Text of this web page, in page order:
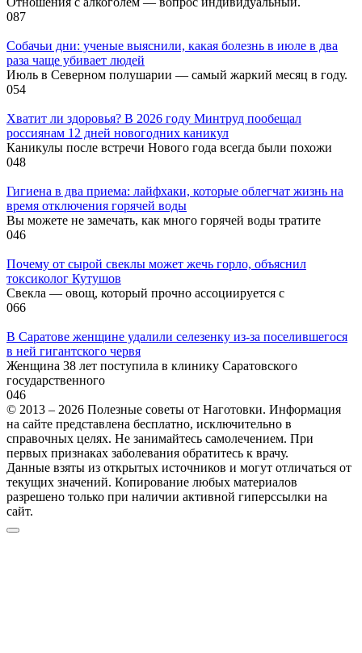
087
Собачьи дни: ученые выяснили, какая болезнь в июле в два
раза чаще убивает людей
Июль в Северном полушарии — самый жаркий месяц в году.
054
Хватит ли здоровья? В 2026 году Минтруд пообещал
россиянам 12 дней новогодних каникул
Каникулы после встречи Нового года всегда были похожи
048
Гигиена в два приема: лайфхаки, которые облегчат жизнь на
время отключения горячей воды
Вы можете не замечать, как много горячей воды тратите
046
Почему от сырой свеклы может жечь горло, объяснил
токсиколог Кутушов
Свекла — овощ, который прочно ассоциируется с
066
В Саратове женщине удалили селезенку из-за поселившегося
в ней гигантского червя
Женщина 38 лет поступила в клинику Саратовского
государственного
046
© 2013 – 2026 Полезные советы от Наготовки. Информация
на сайте представлена бесплатно, исключительно в
справочных целях. Не занимайтесь самолечением. При
первых признаках заболевания обратитесь к врачу.
Данные взяты из открытых источников и могут отличаться от
текущих значений. Копирование любых материалов
разрешено только при наличии активной гиперссылки на
сайт.